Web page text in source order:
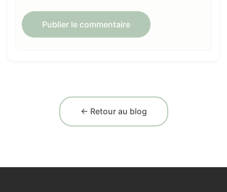
← Retour au blog